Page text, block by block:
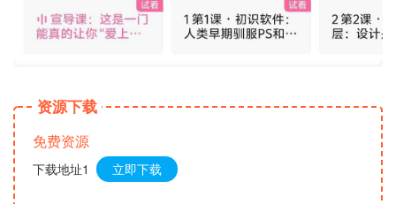
资源下载
免费资源
下载地址1 立即下载